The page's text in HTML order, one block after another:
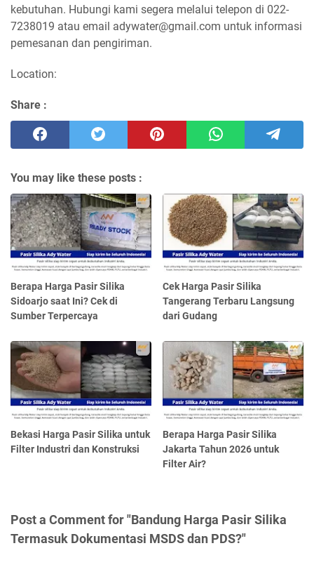
kebutuhan. Hubungi kami segera melalui telepon di 022-
7238019 atau email adywater@gmail.com untuk informasi
pemesanan dan pengiriman.
Location:
Share :
You may like these posts :
Berapa Harga Pasir Silika
Sidoarjo saat Ini? Cek di
Sumber Terpercaya
Cek Harga Pasir Silika
Tangerang Terbaru Langsung
dari Gudang
Bekasi Harga Pasir Silika untuk
Filter Industri dan Konstruksi
Berapa Harga Pasir Silika
Jakarta Tahun 2026 untuk
Filter Air?
Post a Comment for "Bandung Harga Pasir Silika
Termasuk Dokumentasi MSDS dan PDS?"